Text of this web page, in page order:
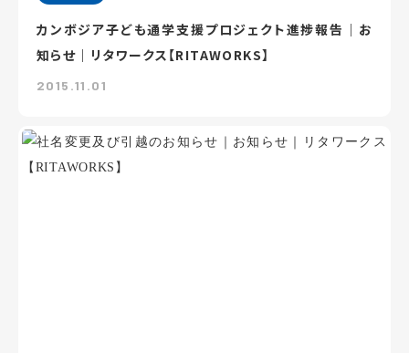
カンボジア子ども通学支援プロジェクト進捗報告｜お
知らせ｜リタワークス【RITAWORKS】
2015.11.01